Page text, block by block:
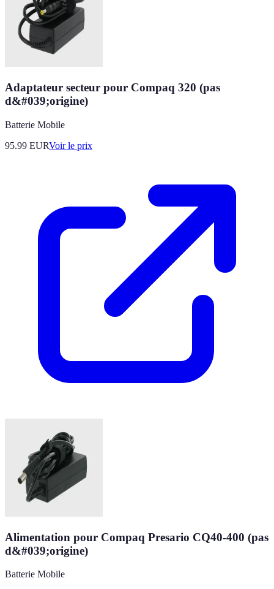
Adaptateur secteur pour Compaq 320 (pas
d&#039;origine)
Batterie Mobile
95.99 EURVoir le prix
Alimentation pour Compaq Presario CQ40-400 (pas
d&#039;origine)
Batterie Mobile